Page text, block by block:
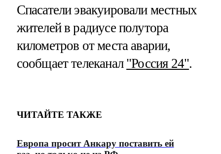
Спасатели эвакуировали местных
жителей в радиусе полутора
километров от места аварии,
сообщает телеканал "Россия 24".
ЧИТАЙТЕ ТАКЖЕ
Европа просит Анкару поставить ей